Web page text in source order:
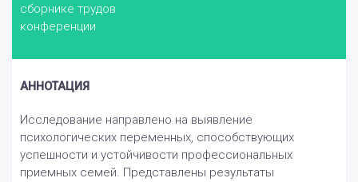
сборнике трудов
конференции
АННОТАЦИЯ
Исследование направлено на выявление
психологических переменных, способствующих
успешности и устойчивости профессиональных
приемных семей. Представлены результаты